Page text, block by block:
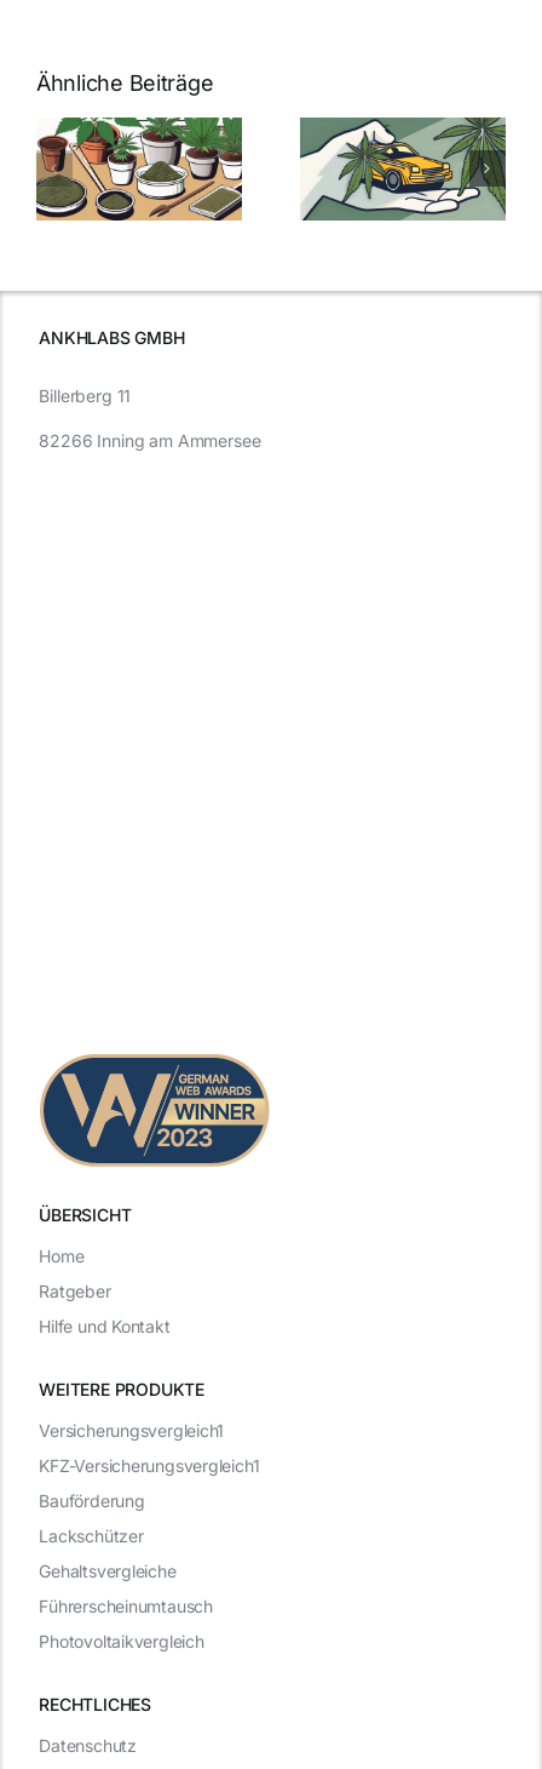
Ähnliche Beiträge
Neue THC-
Grenzwert-
Regelung:
Was Sie über
Cannabis und
müssen
Cannabis
Samen
kaufen: Alles
was Sie
ANKHLABS GMBH
ÜBERSICHT
WEITERE PRODUKTE
RECHTLICHES
Billerberg 11
82266 Inning am Ammersee
Datenschutz
Versicherungsvergleich1
KFZ-Versicherungsvergleich1
Bauförderung
Lackschützer
Gehaltsvergleiche
Führerscheinumtausch
Photovoltaikvergleich
Home
Ratgeber
Hilfe und Kontakt